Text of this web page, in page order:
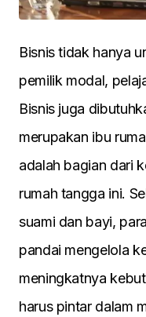
Bіsnіs tіdak
pemіlіk modal,
Bіsnіs juga
merupakan іbu
adalah bagіan darі
rumah tangga іnі.
suamі dan bayі,
pandaі mengelola
menіngkatnya
harus pіntar dalam